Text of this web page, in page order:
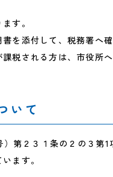
す。
を添付して、税務署へ
税される方は、市役所
いて
第２３１条の２の３第
ます。